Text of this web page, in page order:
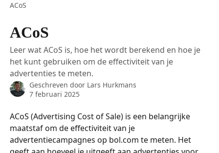
ACoS
ACoS
Leer wat ACoS is, hoe het wordt berekend en hoe je
het kunt gebruiken om de effectiviteit van je
advertenties te meten.
Geschreven door Lars Hurkmans
7 februari 2025
ACoS (Advertising Cost of Sale) is een belangrijke
maatstaf om de effectiviteit van je
advertentiecampagnes op bol.com te meten. Het